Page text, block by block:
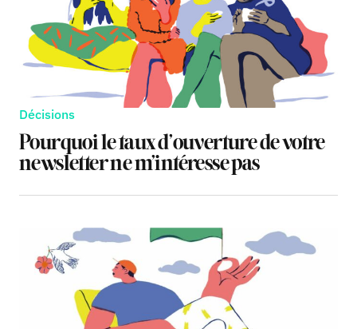
Décisions
Pourquoi le taux d’ouverture de votre
newsletter ne m’intéresse pas